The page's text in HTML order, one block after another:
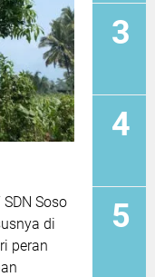
Soso
di
peran